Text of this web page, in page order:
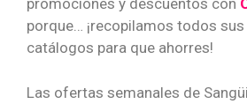
promociones y descuentos con
porque… ¡recopilamos todos
catálogos para que ahorres!
Las ofertas semanales de